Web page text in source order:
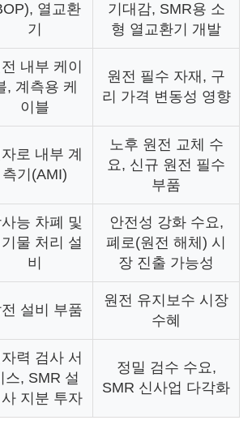
열교환
기
기대감, SMR용 소
형 열교환기 개발
내부 케이
, 계측용 케
이블
원전 필수 자재, 구
리 가격 변동성 영향
로 내부 계
측기(AMI)
노후 원전 교체 수
요, 신규 원전 필수
부품
능 차폐 및
물 처리 설
비
안전성 강화 수요,
폐로(원전 해체) 시
장 진출 가능성
전 설비 부품
원전 유지보수 시장
수혜
력 검사 서
스, SMR 설
지분 투자
정밀 검수 수요,
SMR 신사업 다각화